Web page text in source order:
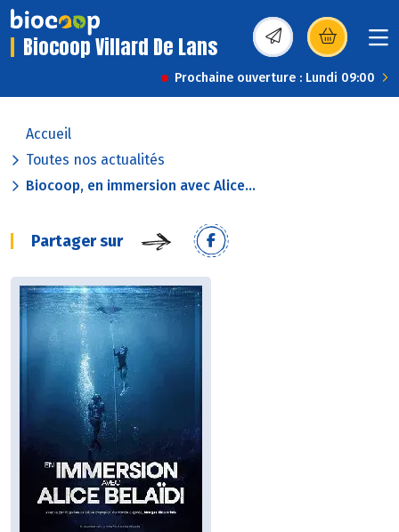
Biocoop Villard De Lans (s’ouvre dans une
Prochaine ouverture : Lundi 09:00
Accueil
Toutes nos actualités
Biocoop, en immersion avec Alice...
Partager sur